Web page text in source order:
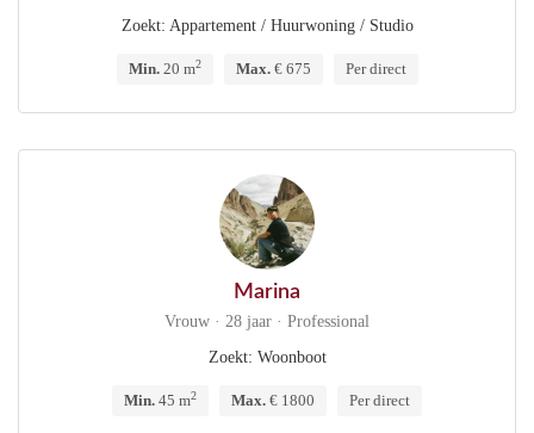
Zoekt: Appartement / Huurwoning / Studio
Min.20 m2 Max.€ 675 Per direct
Marina
Vrouw · 28 jaar · Professional
Zoekt: Woonboot
Min. 45 m2 Max. € 1800 Per direct